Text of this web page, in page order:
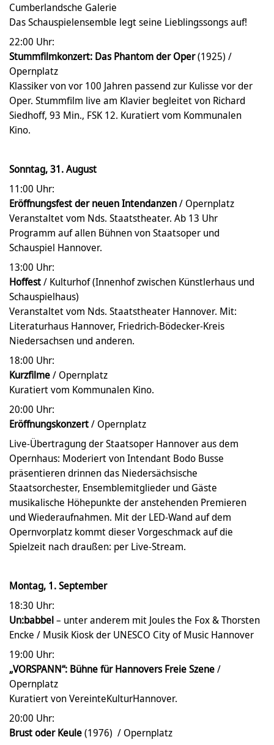
Cumberlandsche Galerie
Das Schauspielensemble legt seine Lieblingssongs auf!
22:00 Uhr:
Stummfilmkonzert: Das Phantom der Oper(1925) /
Opernplatz
Klassiker von vor 100 Jahren passend zur Kulisse vor der
Oper. Stummfilm live am Klavier begleitet von Richard
Siedhoff, 93 Min., FSK 12. Kuratiert vom Kommunalen
Kino.
Sonntag, 31. August
11:00 Uhr:
Eröffnungsfest der neuen Intendanzen/ Opernplatz
Veranstaltet vom Nds. Staatstheater. Ab 13 Uhr
Programm auf allen Bühnen von Staatsoper und
Schauspiel Hannover.
13:00 Uhr:
Hoffest/ Kulturhof (Innenhof zwischen Künstlerhaus und
Schauspielhaus)
Veranstaltet vom Nds. Staatstheater Hannover. Mit:
Literaturhaus Hannover, Friedrich-Bödecker-Kreis
Niedersachsen und anderen.
18:00 Uhr:
Kurzfilme/ Opernplatz
Kuratiert vom Kommunalen Kino.
20:00 Uhr:
Eröffnungskonzert/ Opernplatz
Live-Übertragung der Staatsoper Hannover aus dem
Opernhaus: Moderiert von Intendant Bodo Busse
präsentieren drinnen das Niedersächsische
Staatsorchester, Ensemblemitglieder und Gäste
musikalische Höhepunkte der anstehenden Premieren
und Wiederaufnahmen. Mit der LED-Wand auf dem
Opernvorplatz kommt dieser Vorgeschmack auf die
Spielzeit nach draußen: per Live-Stream.
Montag, 1. September
18:30 Uhr:
Un:babbel– unter anderem mit Joules the Fox & Thorsten
Encke / Musik Kiosk der UNESCO City of Music Hannover
19:00 Uhr:
„VORSPANN“: Bühne für Hannovers Freie Szene/
Opernplatz
Kuratiert von VereinteKulturHannover.
20:00 Uhr:
Brust oder Keule(1976) / Opernplatz